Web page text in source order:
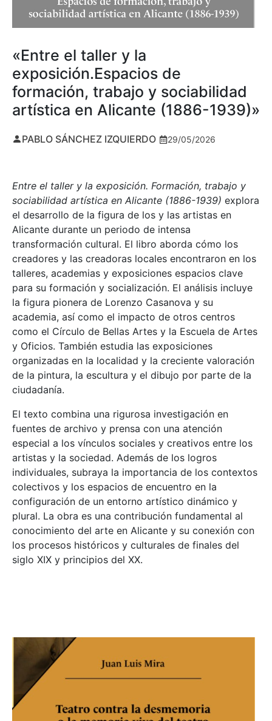
«Entre el taller y la
exposición.Espacios de
formación, trabajo y sociabilidad
artística en Alicante (1886-1939)»
PABLO SÁNCHEZ IZQUIERDO 29/05/2026
Entre el taller y la exposición. Formación, trabajo y
sociabilidad artística en Alicante (1886-1939) explora
el desarrollo de la figura de los y las artistas en
Alicante durante un periodo de intensa
transformación cultural. El libro aborda cómo los
creadores y las creadoras locales encontraron en los
talleres, academias y exposiciones espacios clave
para su formación y socialización. El análisis incluye
la figura pionera de Lorenzo Casanova y su
academia, así como el impacto de otros centros
como el Círculo de Bellas Artes y la Escuela de Artes
y Oficios. También estudia las exposiciones
organizadas en la localidad y la creciente valoración
de la pintura, la escultura y el dibujo por parte de la
ciudadanía.
El texto combina una rigurosa investigación en
fuentes de archivo y prensa con una atención
especial a los vínculos sociales y creativos entre los
artistas y la sociedad. Además de los logros
individuales, subraya la importancia de los contextos
colectivos y los espacios de encuentro en la
configuración de un entorno artístico dinámico y
plural. La obra es una contribución fundamental al
conocimiento del arte en Alicante y su conexión con
los procesos históricos y culturales de finales del
siglo XIX y principios del XX.